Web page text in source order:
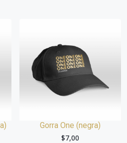
Gorra One (negra)
$7,00